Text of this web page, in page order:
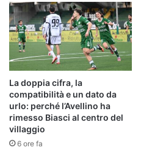
La doppia cifra, la
compatibilità e un dato da
urlo: perché l’Avellino ha
rimesso Biasci al centro del
villaggio
6 ore fa